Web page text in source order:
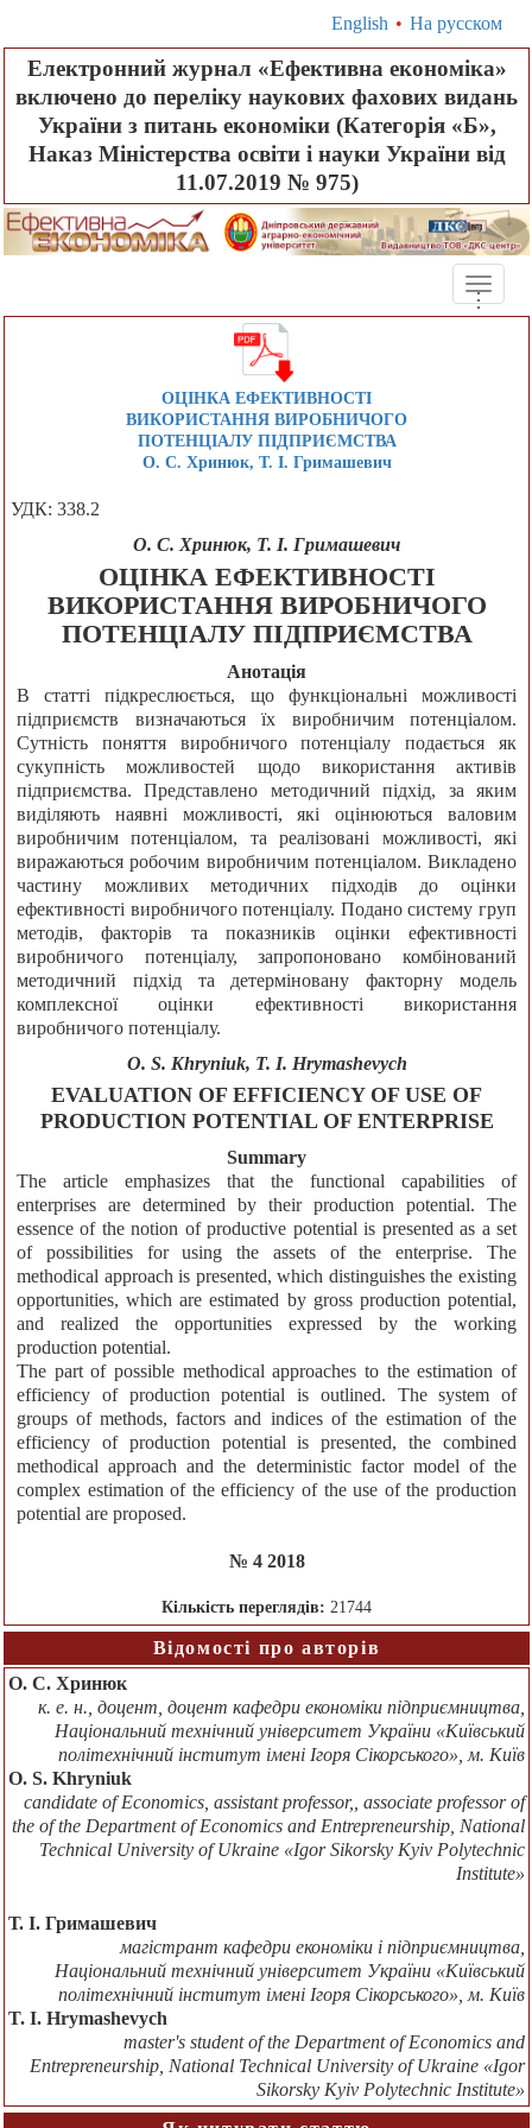
English • На русском
Електронний журнал «Ефективна економіка»
включено до переліку наукових фахових видань
України з питань економіки (Категорія «Б»,
Наказ Міністерства освіти і науки України від
11.07.2019 № 975)
Toggle
...
ОЦІНКА ЕФЕКТИВНОСТІ
ВИКОРИСТАННЯ ВИРОБНИЧОГО
ПОТЕНЦІАЛУ ПІДПРИЄМСТВА
О. С. Хринюк, Т. І. Гримашевич
УДК: 338.2
О. С. Хринюк, Т. І. Гримашевич
ОЦІНКА ЕФЕКТИВНОСТІ
ВИКОРИСТАННЯ ВИРОБНИЧОГО
ПОТЕНЦІАЛУ ПІДПРИЄМСТВА
Анотація
В статті підкреслюється, що функціональні можливості
підприємств визначаються їх виробничим потенціалом.
Сутність поняття виробничого потенціалу подається як
сукупність можливостей щодо використання активів
підприємства. Представлено методичний підхід, за яким
виділяють наявні можливості, які оцінюються валовим
виробничим потенціалом, та реалізовані можливості, які
виражаються робочим виробничим потенціалом. Викладено
частину можливих методичних підходів до оцінки
ефективності виробничого потенціалу. Подано систему груп
методів, факторів та показників оцінки ефективності
виробничого потенціалу, запропоновано комбінований
методичний підхід та детерміновану факторну модель
комплексної оцінки ефективності використання
виробничого потенціалу.
O. S. Khryniuk, T. I. Hrymashevych
EVALUATION OF EFFICIENCY OF USE OF
PRODUCTION POTENTIAL OF ENTERPRISE
Summary
The article emphasizes that the functional capabilities of
enterprises are determined by their production potential. The
essence of the notion of productive potential is presented as a set
of possibilities for using the assets of the enterprise. The
methodical approach is presented, which distinguishes the existing
opportunities, which are estimated by gross production potential,
and realized the opportunities expressed by the working
production potential.
The part of possible methodical approaches to the estimation of
efficiency of production potential is outlined. The system of
groups of methods, factors and indices of the estimation of the
efficiency of production potential is presented, the combined
methodical approach and the deterministic factor model of the
complex estimation of the efficiency of the use of the production
potential are proposed.
№ 4 2018
Кількість переглядів: 21744
Відомості про авторів
О. С. Хринюк
к. е. н., доцент, доцент кафедри економіки підприємництва,
Національний технічний університет України «Київський
політехнічний інститут імені Ігоря Сікорського», м. Київ
O. S. Khryniuk
сandidate of Economics, assistant professor,, associate professor of
the of the Department of Economics and Entrepreneurship, National
Technical University of Ukraine «Igor Sikorsky Kyiv Polytechnic
Institute»
Т. І. Гримашевич
магістрант кафедри економіки і підприємництва,
Національний технічний університет України «Київський
політехнічний інститут імені Ігоря Сікорського», м. Київ
T. I. Hrymashevych
master's student of the Department of Economics and
Entrepreneurship, National Technical University of Ukraine «Igor
Sikorsky Kyiv Polytechnic Institute»